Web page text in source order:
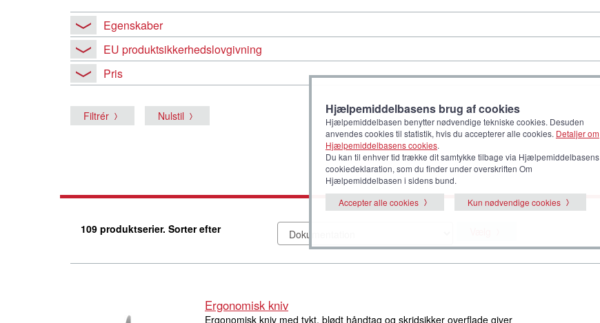
Egenskaber
EU produktsikkerhedslovgivning
Pris
Filtrér Nulstil
109 produktserier. Sorter efter
Ergonomisk kniv
Ergonomisk kniv med tykt, blødt håndtag og skridsikker overflade giver
Hjælpemiddelbasens brug af cookies
Hjælpemiddelbasen benytter nødvendige tekniske cookies. Desuden
anvendes cookies til statistik, hvis du accepterer alle cookies. Detaljer om
Hjælpemiddelbasens cookies.
Du kan til enhver tid trække dit samtykke tilbage via Hjælpemiddelbasens
cookiedeklaration, som du finder under overskriften Om
Hjælpemiddelbasen i sidens bund.
Accepter alle cookies
Kun nødvendige cookies